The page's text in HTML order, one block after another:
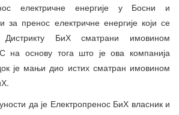
електричне енергије у Босни и
за пренос електричне енергије који се
БиХ сматрани имовином
на основу тога што је ова компанија
је мањи дио истих сматран имовином
да је Електропренос БиХ власник и